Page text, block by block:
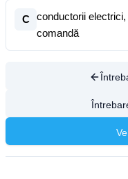
C
conductorii
comandă